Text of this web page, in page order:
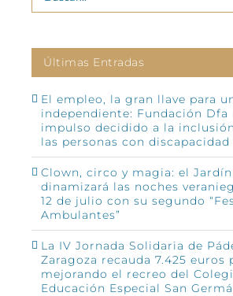
Últimas Entradas
El empleo, la gran llave para
independiente: Fundación Dfa
impulso decidido a la
las personas con discapacidad
Clown, circo y magia: el
dinamizará las noches
12 de julio con su segundo
Ambulantes”
La IV Jornada Solidaria de
Zaragoza recauda 7.425 euros
mejorando el recreo del
Educación Especial San